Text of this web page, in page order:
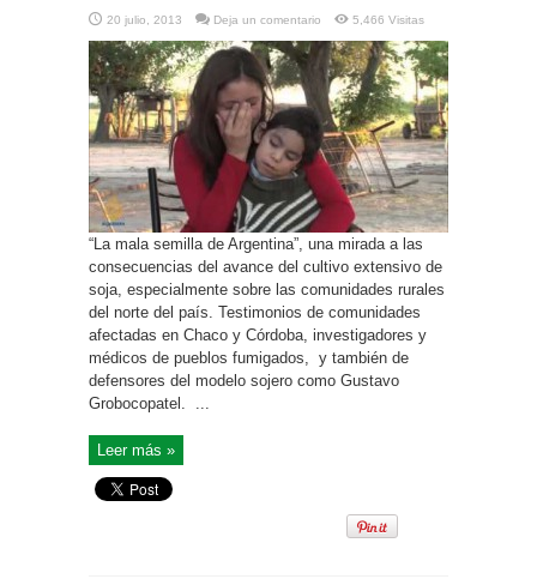
20 julio, 2013 Deja un comentario 5,466 Visitas
“La mala semilla de Argentina”, una mirada a las
consecuencias del avance del cultivo extensivo de
soja, especialmente sobre las comunidades rurales
del norte del país. Testimonios de comunidades
afectadas en Chaco y Córdoba, investigadores y
médicos de pueblos fumigados, y también de
defensores del modelo sojero como Gustavo
Grobocopatel. ...
Leer más »